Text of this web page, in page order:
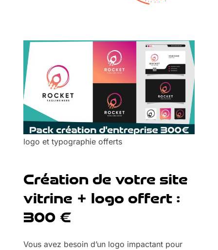
logo et typographie offerts
Création de votre site
vitrine + logo offert :
300 €
Vous avez besoin d’un logo impactant pour